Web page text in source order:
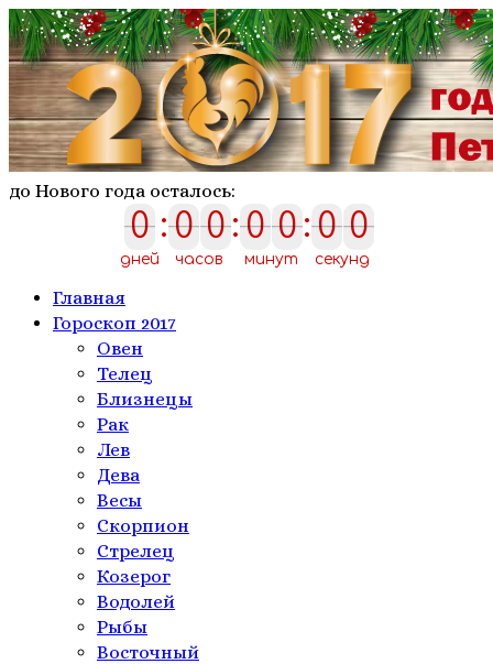
до Нового года осталось:
0
0
дней
:0
0 0
0
часов
:0
0 0
0
минут
:0
0 0
0
секунд
Главная
Гороскоп 2017
Овен
Телeц
Близнецы
Рак
Лев
Дева
Весы
Скорпион
Стрелец
Козерог
Водолей
Рыбы
Восточный